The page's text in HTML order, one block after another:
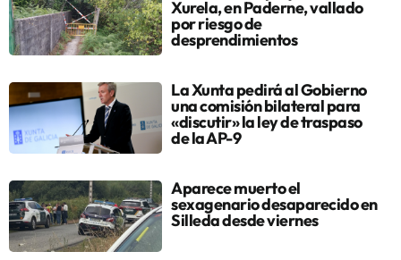
Xurela, en Paderne, vallado
por riesgo de
desprendimientos
La Xunta pedirá al Gobierno
una comisión bilateral para
«discutir» la ley de traspaso
de la AP-9
Aparece muerto el
sexagenario desaparecido en
Silleda desde viernes